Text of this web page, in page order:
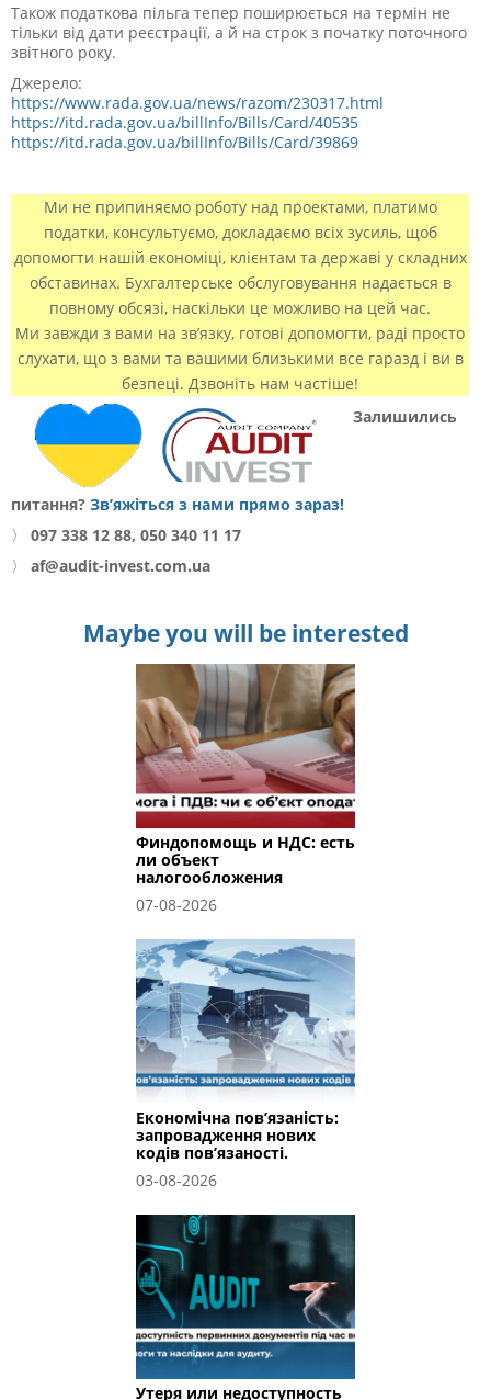
Також податкова пільга тепер поширюється на термін не
тільки від дати реєстрації, а й на строк з початку поточного
звітного року.
Джерело:
https://www.rada.gov.ua/news/razom/230317.html
https://itd.rada.gov.ua/billInfo/Bills/Card/40535
https://itd.rada.gov.ua/billInfo/Bills/Card/39869
Ми не припиняємо роботу над проектами, платимо
податки, консультуємо, докладаємо всіх зусиль, щоб
допомогти нашій економіці, клієнтам та державі у складних
обставинах. Бухгалтерське обслуговування надається в
повному обсязі, наскільки це можливо на цей час.
Ми завжди з вами на зв’язку, готові допомогти, раді просто
слухати, що з вами та вашими близькими все гаразд і ви в
безпеці. Дзвоніть нам частіше!
Залишились
питання? Зв’яжіться з нами прямо зараз!
〉
097 338 12 88, 050 340 11 17
〉
af@audit-invest.com.ua
Maybe you will be interested
Финдопомощь и НДС: есть
ли объект
налогообложения
07-08-2026
Економічна пов’язаність:
запровадження нових
кодів пов’язаності.
03-08-2026
Утеря или недоступность